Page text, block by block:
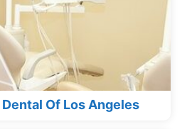
Of Los Angeles